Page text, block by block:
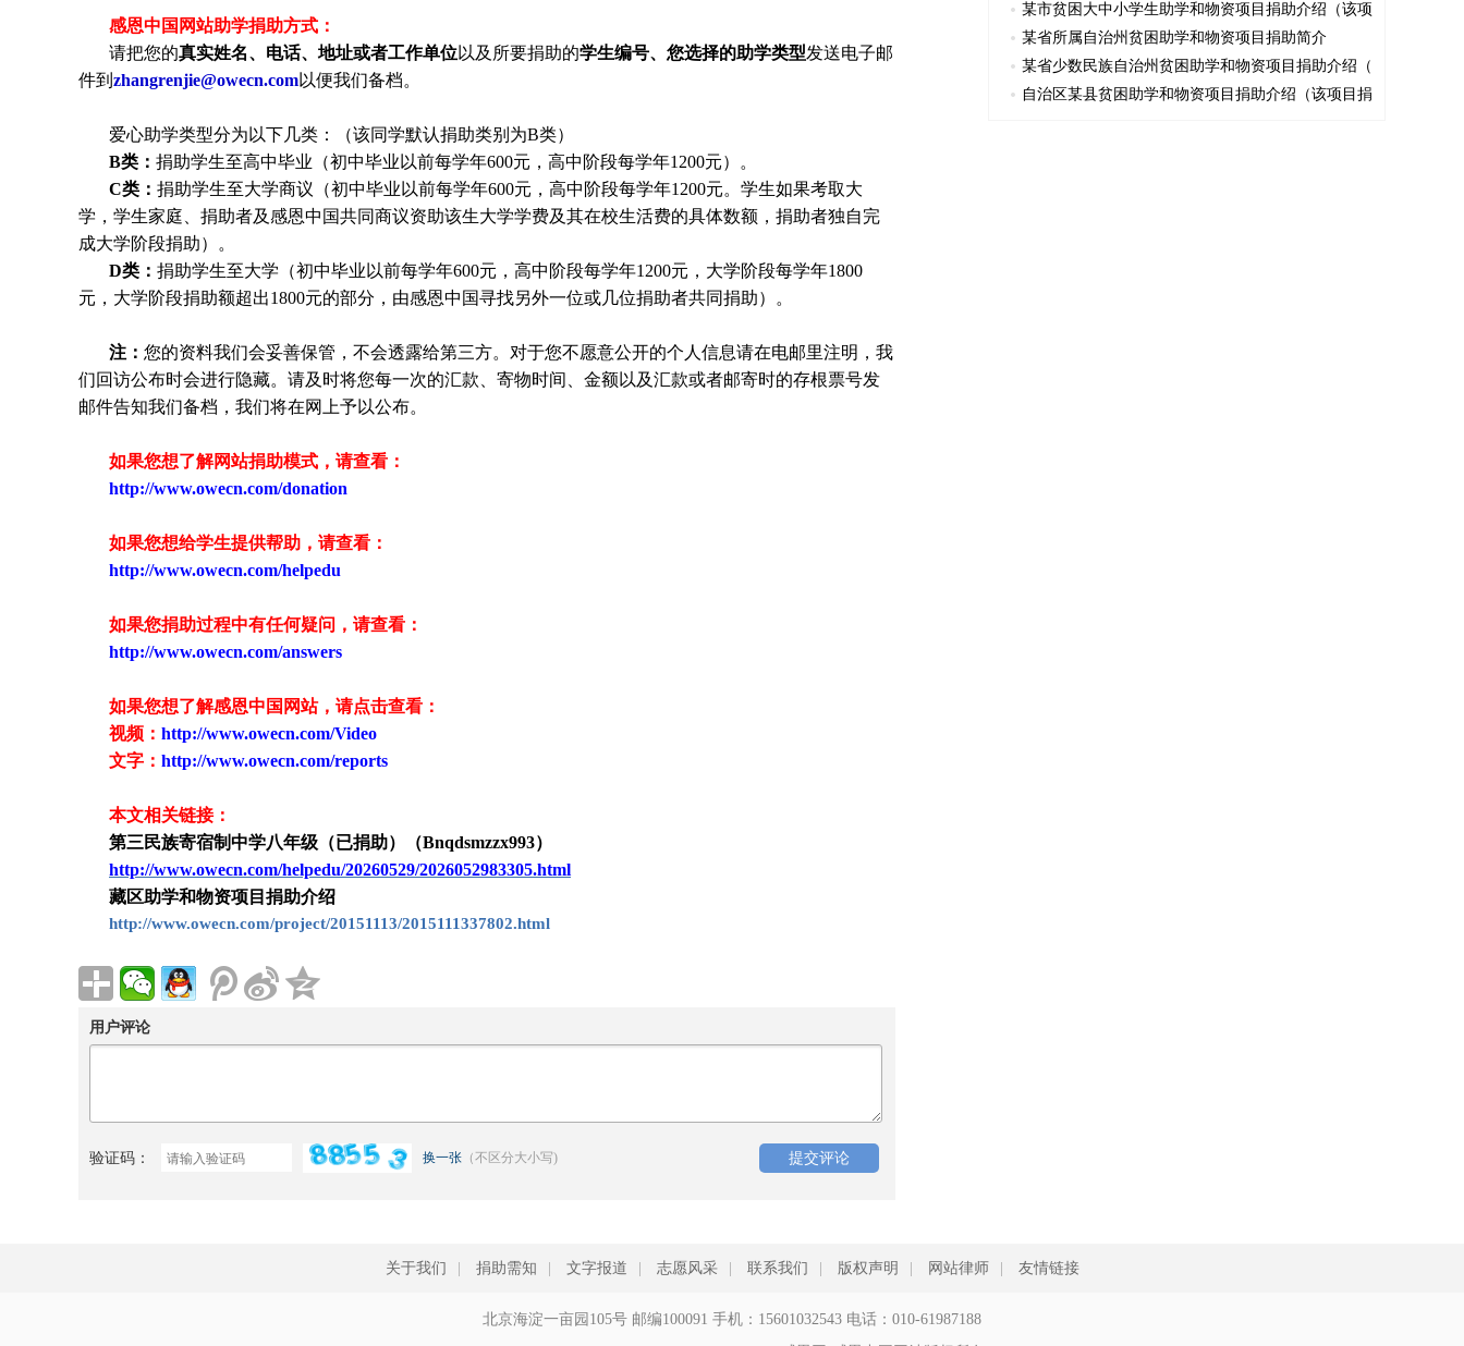
感恩中国网站助学捐助方式：
请把您的真实姓名、电话、地址或者工作单位以及所要捐助的学生编号、您选择的助学类型发送电子邮
件到 zhangrenjie@owecn.com以便我们备档。
爱心助学类型分为以下几类：（该同学默认捐助类别为B类）
B类： 捐助学生至高中毕业（初中毕业以前每学年600元，高中阶段每学年1200元）。
C类： 捐助学生至大学商议（初中毕业以前每学年600元，高中阶段每学年1200元。 学生如果考取大
学， 学生家庭、捐助者及感恩中国共同商议资助该生大学学费及其在校生活费的具体数额，捐助者独自完
成大学阶段捐助）。
D类： 捐助学生至大学（初中毕业以前每学年600元，高中阶段每学年1200元，大学阶段每学年1800
元，大学阶段捐助额超出1800元的部分，由感恩中国寻找另外一位或几位捐助者共同捐助）。
注： 您的资料我们会妥善保管，不会透露给第三方。对于您不愿意公开的个人信息请在电邮里注明，我
们回访公布时会进行隐藏。请及时将您每一次的汇款、寄物时间、金额以及汇款或者邮寄时的存根票号发
邮件告知我们备档，我们将在网上予以公布。
如果您想了解网站捐助模式，请查看：
http://www.owecn.com/donation
如果您想给学生提供帮助，请查看：
http://www.owecn.com/helpedu
如果您捐助过程中有任何疑问，请查看 ：
http://www.owecn.com/answers
如果您想了解感恩中国网站，请点击查看：
视频： http://www.owecn.com/Video
文字： http://www.owecn.com/reports
本文相关链接：
第三民族寄宿制中学八年级（已捐助）（Bnqdsmzzx993）
http://www.owecn.com/helpedu/20260529/2026052983305.html
藏区助学和物资项目捐助介绍
http://www.owecn.com/project/20151113/2015111337802.html
用户评论
验证码： 换一张 （不区分大小写)
某市贫困大中小学生助学和物资项目捐助介绍（该项
某省所属自治州贫困助学和物资项目捐助简介
某省少数民族自治州贫困助学和物资项目捐助介绍（
自治区某县贫困助学和物资项目捐助介绍（该项目捐
关于我们 捐助需知 文字报道 志愿风采 联系我们 版权声明 网站律师 友情链接
北京海淀一亩园105号 邮编100091 手机：15601032543 电话：010-61987188